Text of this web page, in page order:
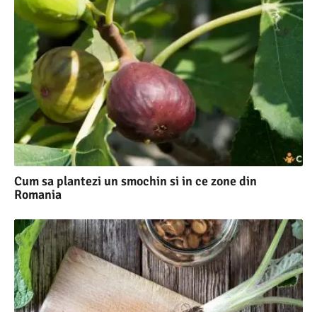
Cum sa plantezi un smochin si in ce zone din
Romania